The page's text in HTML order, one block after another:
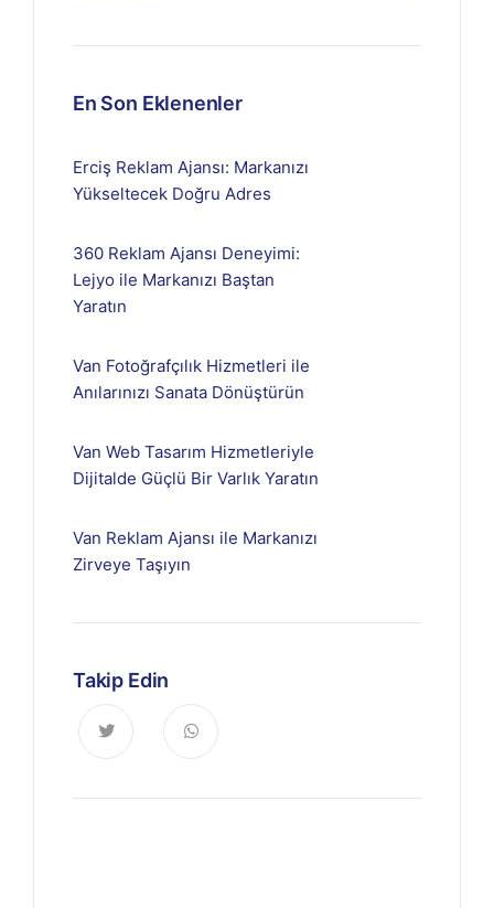
En Son Eklenenler
Erciş Reklam Ajansı: Markanızı
Yükseltecek Doğru Adres
360 Reklam Ajansı Deneyimi:
Lejyo ile Markanızı Baştan
Yaratın
Van Fotoğrafçılık Hizmetleri ile
Anılarınızı Sanata Dönüştürün
Van Web Tasarım Hizmetleriyle
Dijitalde Güçlü Bir Varlık Yaratın
Van Reklam Ajansı ile Markanızı
Zirveye Taşıyın
Takip Edin